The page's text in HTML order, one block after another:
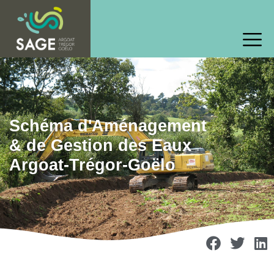
Schéma d'Aménagement
& de Gestion des Eaux
Argoat-Trégor-Goëlo